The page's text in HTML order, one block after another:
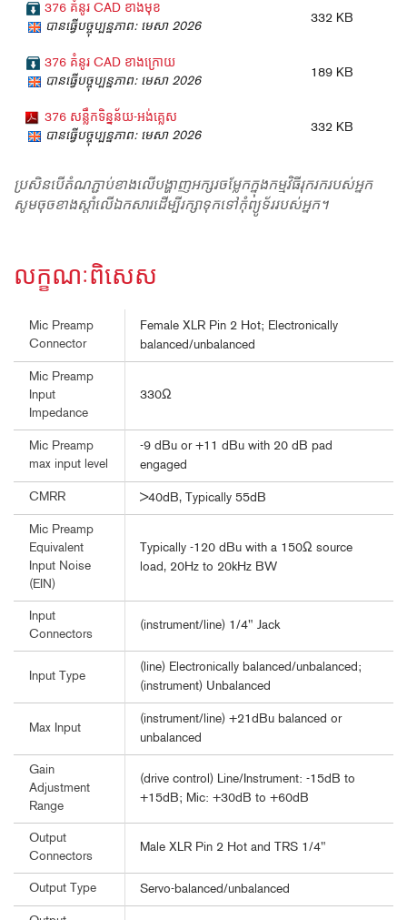
376 គំនូរ CAD ខាងមុខ
បានធ្វើបច្ចុប្បន្នភាព: មេសា 2026
332 KB
376 គំនូរ CAD ខាងក្រោយ
បានធ្វើបច្ចុប្បន្នភាព: មេសា 2026
189 KB
376 សន្លឹកទិន្នន័យ-អង់គ្លេស
បានធ្វើបច្ចុប្បន្នភាព: មេសា 2026
332 KB
ប្រសិនបើតំណភ្ជាប់ខាងលើបង្ហាញអក្សរចម្លែកក្នុងកម្មវិធីរុករករបស់អ្នក
សូមចុចខាងស្តាំលើឯកសារដើម្បីរក្សាទុកទៅកុំព្យូទ័ររបស់អ្នក។
លក្ខណៈពិសេស
Mic Preamp
Connector
Female XLR Pin 2 Hot; Electronically
balanced/unbalanced
Mic Preamp
Input
Impedance
330Ω
Mic Preamp
max input level
-9 dBu or +11 dBu with 20 dB pad
engaged
CMRR >40dB, Typically 55dB
Mic Preamp
Equivalent
Input Noise
(EIN)
Typically -120 dBu with a 150Ω source
load, 20Hz to 20kHz BW
Input
Connectors
(instrument/line) 1/4" Jack
Input Type
(line) Electronically balanced/unbalanced;
(instrument) Unbalanced
Max Input
(instrument/line) +21dBu balanced or
unbalanced
Gain
Adjustment
Range
(drive control) Line/Instrument: -15dB to
+15dB; Mic: +30dB to +60dB
Output
Connectors
Male XLR Pin 2 Hot and TRS 1/4"
Output Type Servo-balanced/unbalanced